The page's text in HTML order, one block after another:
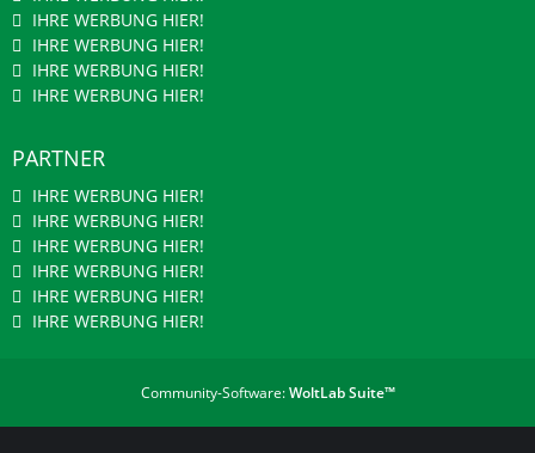
IHRE WERBUNG HIER!
IHRE WERBUNG HIER!
IHRE WERBUNG HIER!
IHRE WERBUNG HIER!
PARTNER
IHRE WERBUNG HIER!
IHRE WERBUNG HIER!
IHRE WERBUNG HIER!
IHRE WERBUNG HIER!
IHRE WERBUNG HIER!
IHRE WERBUNG HIER!
Community-Software:WoltLab Suite™